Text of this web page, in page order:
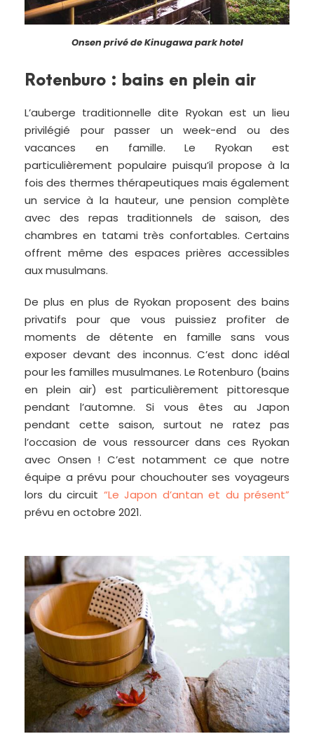
Onsen privé de Kinugawa park hotel
Rotenburo : bains en plein air
L’auberge traditionnelle dite Ryokan est un lieu
privilégié pour passer un week-end ou des
vacances en famille. Le Ryokan est
particulièrement populaire puisqu’il propose à la
fois des thermes thérapeutiques mais également
un service à la hauteur, une pension complète
avec des repas traditionnels de saison, des
chambres en tatami très confortables. Certains
offrent même des espaces prières accessibles
aux musulmans.
De plus en plus de Ryokan proposent des bains
privatifs pour que vous puissiez profiter de
moments de détente en famille sans vous
exposer devant des inconnus. C’est donc idéal
pour les familles musulmanes. Le Rotenburo (bains
en plein air) est particulièrement pittoresque
pendant l’automne. Si vous êtes au Japon
pendant cette saison, surtout ne ratez pas
l’occasion de vous ressourcer dans ces Ryokan
avec Onsen ! C’est notamment ce que notre
équipe a prévu pour chouchouter ses voyageurs
lors du circuit “Le Japon d’antan et du présent”
prévu en octobre 2021.